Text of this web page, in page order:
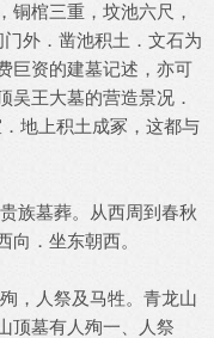
铜棺三重，坟池六尺，
门外．凿池积土．文石为
巨资的建墓记述，亦可
吴王大墓的营造景况．
．地上积土成冢，这都与
族墓葬。从西周到春秋
向．坐东朝西。
，人祭及马牲。青龙山
顶墓有人殉一、人祭